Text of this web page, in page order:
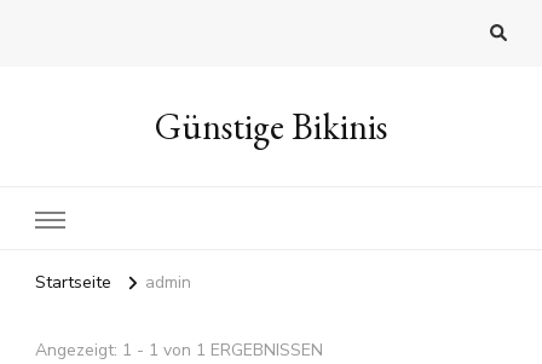
Günstige Bikinis
Startseite admin
Angezeigt: 1 - 1 von 1 ERGEBNISSEN